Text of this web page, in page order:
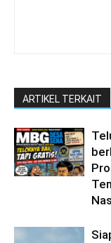
ARTIKEL TERKAIT